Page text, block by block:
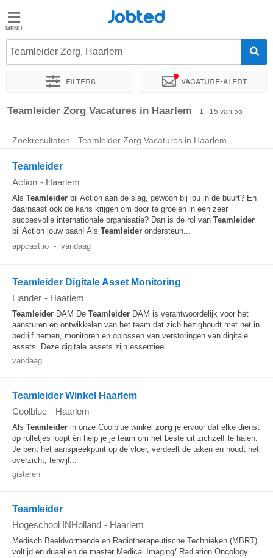
Jobted
Vacatures
Salarissen
Jobted
Teamleider Zorg, Haarlem
Filters Vacature-alert
Sorteer op Exacte locatie Bedrijf Uitzendbureau
Teamleider Zorg Vacatures in Haarlem 1 - 15 van 55
Zoekresultaten - Teamleider Zorg Vacatures in Haarlem
Teamleider
Action - Haarlem
Als Teamleider bij Action aan de slag, gewoon bij jou in de buurt? En
daarnaast ook de kans krijgen om door te groeien in een zeer
succesvolle internationale organisatie? Dan is de rol van Teamleider
bij Action jouw baan! Als Teamleider ondersteun...
appcast.io - vandaag
Teamleider Digitale Asset Monitoring
Liander - Haarlem
Teamleider DAM De Teamleider DAM is verantwoordelijk voor het
aansturen en ontwikkelen van het team dat zich bezighoudt met het in
bedrijf nemen, monitoren en oplossen van verstoringen van digitale
assets. Deze digitale assets zijn essentieel...
vandaag
Teamleider Winkel Haarlem
Coolblue - Haarlem
Als Teamleider in onze Coolblue winkel zorg je ervoor dat elke dienst
op rolletjes loopt én help je je team om het beste uit zichzelf te halen.
Je bent het aanspreekpunt op de vloer, verdeelt de taken en houdt het
overzicht, terwijl...
gisteren
Teamleider
Hogeschool INHolland - Haarlem
Medisch Beeldvormende en Radiotherapeutische Technieken (MBRT)
voltijd en duaal en de master Medical Imaging/ Radiation Oncology